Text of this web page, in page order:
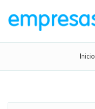
Inicio